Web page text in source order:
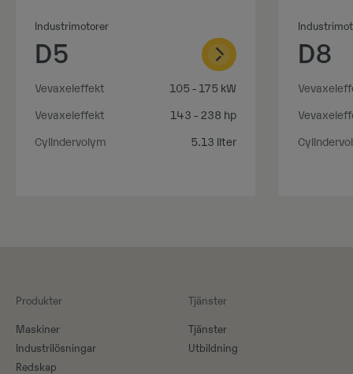
Industrimotorer
D5
Vevaxeleffekt
105 - 175 kW
Vevaxeleffekt
143 - 238 hp
Cylindervolym
5.13 liter
D8
Produkter
Maskiner​
Industrilösningar
Redskap
Tjänster
Tjänster
Utbildning